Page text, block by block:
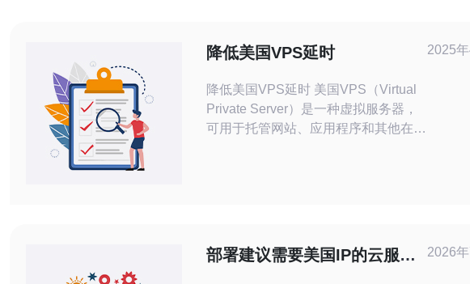
降低美国VPS延时
降低美国VPS延时 美国VPS（Virtual
Private Server）是一种虚拟服务器，
可用于托管网站、应用程序和其他在线
时。如果你的目标市场是美国东
2025
部署建议需要美国IP的云服务
2026